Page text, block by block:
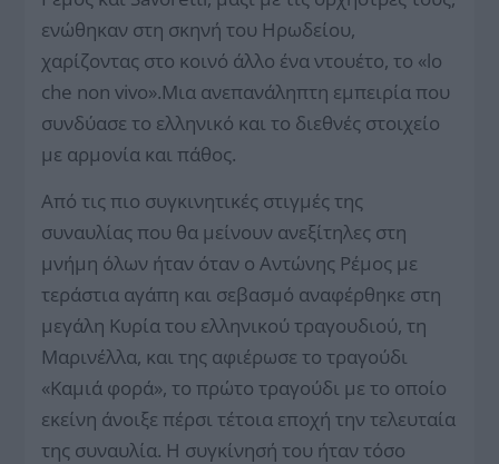
ενώθηκαν στη σκηνή του Ηρωδείου,
χαρίζοντας στο κοινό άλλο ένα ντουέτο, το «lo
che non vivo».Μια ανεπανάληπτη εμπειρία που
συνδύασε το ελληνικό και το διεθνές στοιχείο
με αρμονία και πάθος.
Από τις πιο συγκινητικές στιγμές της
συναυλίας που θα μείνουν ανεξίτηλες στη
μνήμη όλων ήταν όταν ο Αντώνης Ρέμος με
τεράστια αγάπη και σεβασμό αναφέρθηκε στη
μεγάλη Κυρία του ελληνικού τραγουδιού, τη
Μαρινέλλα, και της αφιέρωσε το τραγούδι
«Καμιά φορά», το πρώτο τραγούδι με το οποίο
εκείνη άνοιξε πέρσι τέτοια εποχή την τελευταία
της συναυλία. Η συγκίνησή του ήταν τόσο